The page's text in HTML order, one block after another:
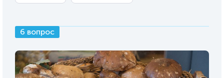
6 вопрос